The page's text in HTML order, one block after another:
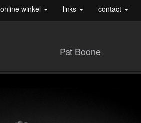
online winkel links contact
Pat Boone